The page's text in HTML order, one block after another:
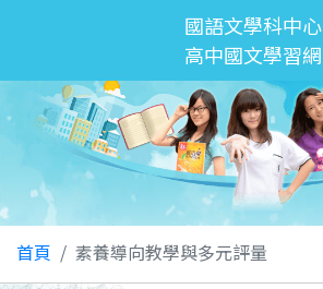
國語文學科中心
高中國文學習網
首頁 素養導向教學與多元評量